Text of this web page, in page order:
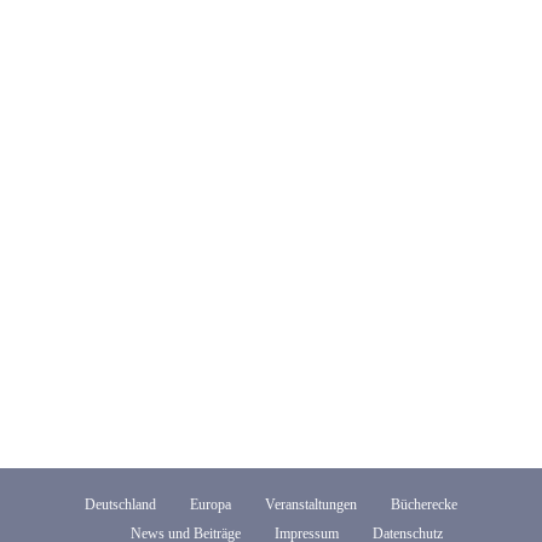
Deutschland Europa Veranstaltungen
Bücherecke
News und Beiträge
Impressum Datenschutz